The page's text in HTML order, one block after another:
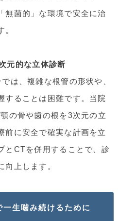
無菌的」な環境で安全に治
。
元的な立体診断
は、複雑な根管の形状や、
することは困難です。当院
の骨や歯の根を3次元の立
前に安全で確実な計画を立
とCTを併用することで、診
向上します。
生噛み続けるために